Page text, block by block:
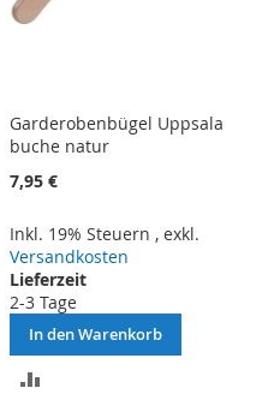
Garderobenbügel Uppsala
buche natur
7,95 €
Inkl. 19% Steuern ,exkl.
Versandkosten
Lieferzeit
2-3 Tage
In den Warenkorb